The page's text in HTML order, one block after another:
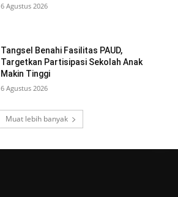
6 Agustus 2026
Tangsel Benahi Fasilitas PAUD,
Targetkan Partisipasi Sekolah Anak
Makin Tinggi
6 Agustus 2026
Muat lebih banyak